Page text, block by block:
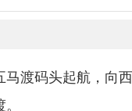
渡码头起航，向